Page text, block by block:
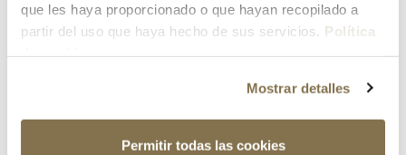
que les haya proporcionado o que hayan recopilado a
partir del uso que haya hecho de sus servicios. Política
Mostrar detalles
Permitir todas las cookies